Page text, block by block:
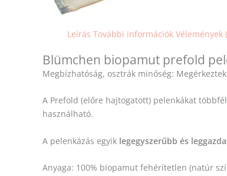
Leírás További információk Vélemények
Blümchen biopamut prefold
Megbízhatóság, osztrák minőség:
A Prefold (előre hajtogatott) pelenkákat
használható.
A pelenkázás egyik legegyszerűbb és
Anyaga: 100% biopamut fehérítetlen (natúr